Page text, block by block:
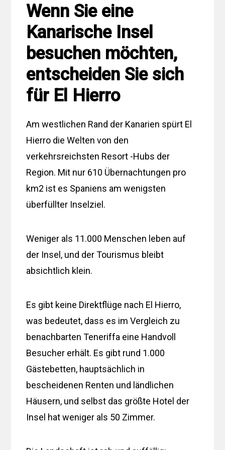
Wenn Sie eine
Kanarische Insel
besuchen möchten,
entscheiden Sie sich
für El Hierro
Am westlichen Rand der Kanarien spürt El
Hierro die Welten von den
verkehrsreichsten Resort -Hubs der
Region. Mit nur 610 Übernachtungen pro
km2 ist es Spaniens am wenigsten
überfüllter Inselziel.
Weniger als 11.000 Menschen leben auf
der Insel, und der Tourismus bleibt
absichtlich klein.
Es gibt keine Direktflüge nach El Hierro,
was bedeutet, dass es im Vergleich zu
benachbarten Teneriffa eine Handvoll
Besucher erhält. Es gibt rund 1.000
Gästebetten, hauptsächlich in
bescheidenen Renten und ländlichen
Häusern, und selbst das größte Hotel der
Insel hat weniger als 50 Zimmer.